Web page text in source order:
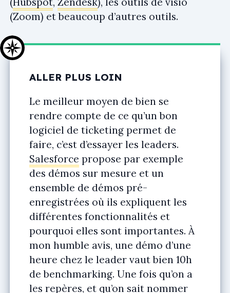
(Zoom) et beaucoup d’autres outils.
ALLER PLUS LOIN
Le meilleur moyen de bien se
rendre compte de ce qu’un bon
logiciel de ticketing permet de
faire, c’est d’essayer les leaders.
Salesforce propose par exemple
des démos sur mesure et un
ensemble de démos pré-
enregistrées où ils expliquent les
différentes fonctionnalités et
pourquoi elles sont importantes. À
mon humble avis, une démo d’une
heure chez le leader vaut bien 10h
de benchmarking. Une fois qu’on a
les repères, et qu’on sait nommer